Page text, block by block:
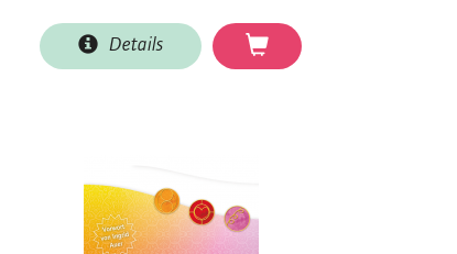
Details